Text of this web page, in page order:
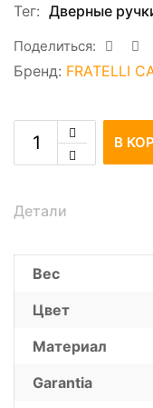
Тег: Дверные
Поделиться:
Бренд: FRATELLI
В
Детали
Вес
Цвет
Материал
Garantia